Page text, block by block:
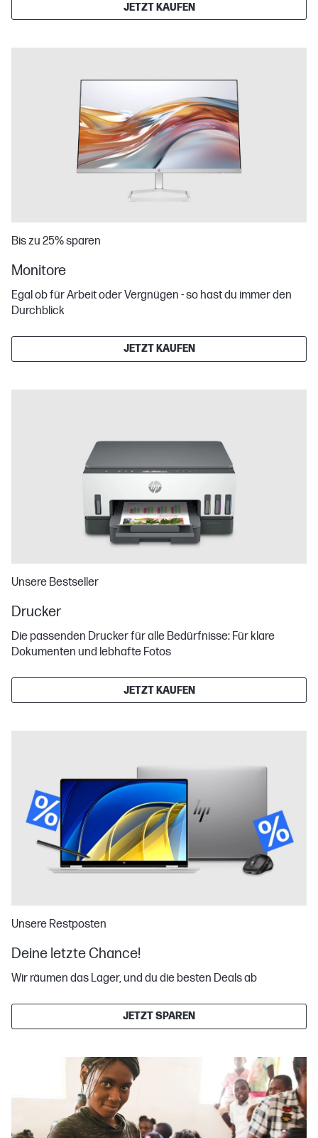
JETZT KAUFEN
Bis zu 25% sparen
Monitore
Egal ob für Arbeit oder Vergnügen - so hast du immer den
Durchblick
JETZT KAUFEN
Unsere Bestseller
Drucker
Die passenden Drucker für alle Bedürfnisse: Für klare
Dokumenten und lebhafte Fotos
JETZT KAUFEN
Unsere Restposten
Deine letzte Chance!
Wir räumen das Lager, und du die besten Deals ab
JETZT SPAREN